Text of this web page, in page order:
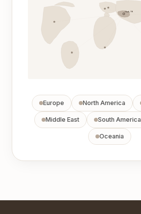
Uşak, TR
Europe North America
Middle East South America
Oceania